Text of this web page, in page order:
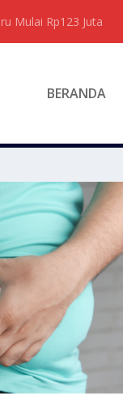
Mulai Rp123 Juta
BERANDA